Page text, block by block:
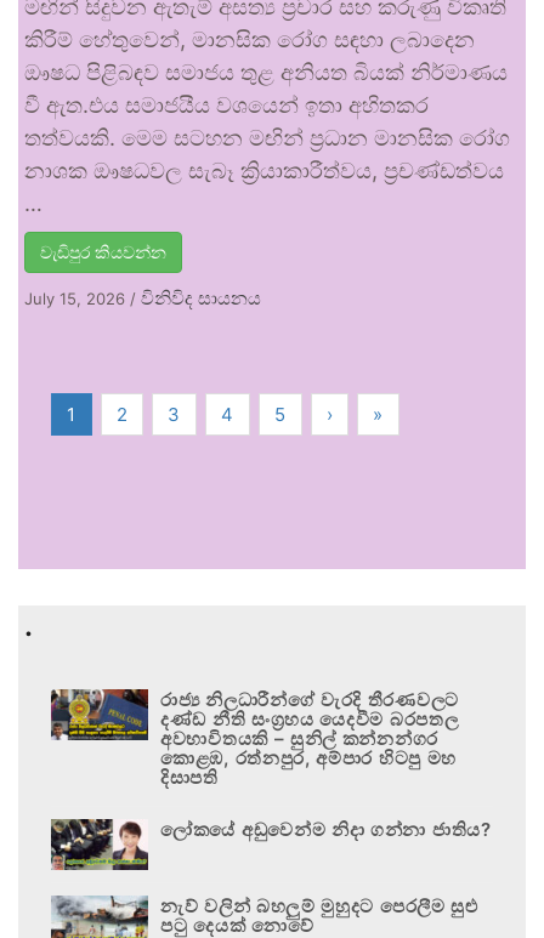
මඟින් සිදුවන ඇතැම් අසත්‍ය ප්‍රචාර සහ කරුණු විකෘති
කිරීම් හේතුවෙන්, මානසික රෝග සඳහා ලබාදෙන
ඖෂධ පිළිබඳව සමාජය තුළ අනියත බියක් නිර්මාණය
වී ඇත.එය සමාජයීය වශයෙන් ඉතා අහිතකර
තත්වයකි. මෙම සටහන මඟින් ප්‍රධාන මානසික රෝග
නාශක ඖෂධවල සැබෑ ක්‍රියාකාරීත්වය, ප්‍රචණ්ඩත්වය
…
වැඩිපුර කියවන්න
July 15, 2026 / විනිවිද සායනය
1 2 3 4 5 › »
.
රාජ්‍ය නිලධාරීන්ගේ වැරදි තීරණවලට
දණ්ඩ නීති සංග්‍රහය යෙදවීම බරපතල
අවභාවිතයකි – සුනිල් කන්නන්ගර
කොළඹ, රත්නපුර, අම්පාර හිටපු මහ
දිසාපති
ලෝකයේ අඩුවෙන්ම නිදා ගන්නා ජාතිය?
නැව් වලින් බහලුම් මුහුදට පෙරලීම සුළු
පටු දෙයක් නොවේ